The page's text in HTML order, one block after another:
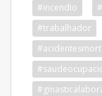
#incendio
#trabalhador